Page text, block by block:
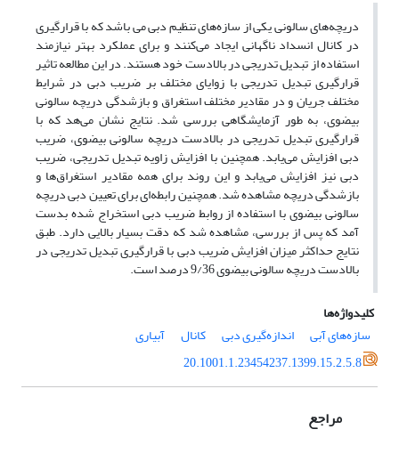
دریچه‌های سالونی یکی از سازه‌های تنظیم دبی می باشد که با قرارگیری
در کانال انسداد ناگهانی ایجاد می‌کنند و برای عملکرد بهتر نیازمند
استفاده از تبدیل تدریجی در بالادست خود هستند. در این مطالعه تاثیر
قرارگیری تبدیل تدریجی با زوایای مختلف بر ضریب دبی در شرایط
مختلف جریان و در مقادیر مختلف استغراق و بازشدگی دریچه سالونی
بیضوی، به طور آزمایشگاهی بررسی شد. نتایج نشان می‌هد که با
قرارگیری تبدیل تدریجی در بالادست دریچه سالونی بیضوی، ضریب
دبی افزایش می‌یابد. همچنین با افزایش زاویه تبدیل تدریجی، ضریب
دبی نیز افزایش می‌یابد و این روند برای همه مقادیر استغراق‌ها و
بازشدگی دریچه مشاهده شد. همچنین رابطه‌ای برای تعیین دبی دریچه
سالونی بیضوی با استفاده از روابط ضریب دبی استخراج شده بدست
آمد که پس از بررسی، مشاهده شد که دقت بسیار بالایی دارد. طبق
نتایج حداکثر میزان افزایش ضریب دبی با قرارگیری تبدیل تدریجی در
بالادست دریچه سالونی بیضوی 9/36 درصد است.
کلیدواژه‌ها
سازه‌های آبی
اندازه‌گیری دبی کانال
آبیاری
20.1001.1.23454237.1399.15.2.5.8
مراجع